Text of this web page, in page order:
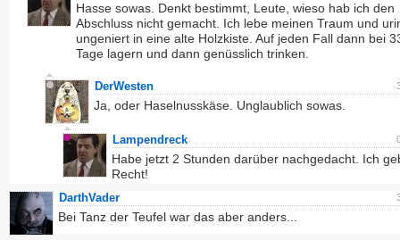
Hasse sowas. Denkt bestimmt, Leute, wieso hab ich den
Abschluss nicht gemacht. Ich lebe meinen Traum und
ungeniert in eine alte Holzkiste. Auf jeden Fall dann bei
Tage lagern und dann genüsslich trinken.
DerWesten
Ja, oder Haselnusskäse. Unglaublich sowas.
Lampendreck
Habe jetzt 2 Stunden darüber nachgedacht. Ich
Recht!
DarthVader
Bei Tanz der Teufel war das aber anders...